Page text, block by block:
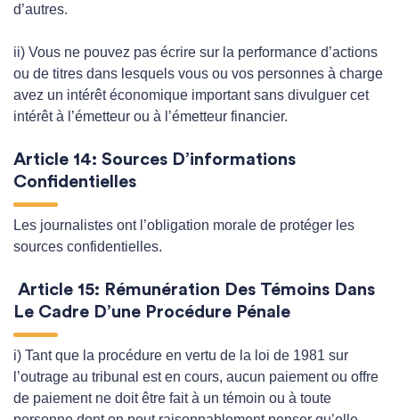
d’autres.
ii) Vous ne pouvez pas écrire sur la performance d’actions
ou de titres dans lesquels vous ou vos personnes à charge
avez un intérêt économique important sans divulguer cet
intérêt à l’émetteur ou à l’émetteur financier.
Article 14: Sources D’informations
Confidentielles
Les journalistes ont l’obligation morale de protéger les
sources confidentielles.
Article 15: Rémunération Des Témoins Dans
Le Cadre D’une Procédure Pénale
i) Tant que la procédure en vertu de la loi de 1981 sur
l’outrage au tribunal est en cours, aucun paiement ou offre
de paiement ne doit être fait à un témoin ou à toute